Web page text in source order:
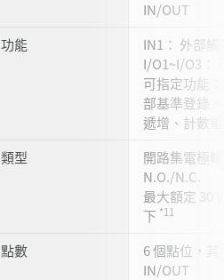
IN/OUT
功能
IN1： 外部
I/O1~I/O3：
可指定功能
部基準登錄
遞增、計數
類型
開路集電極
N.O./N.C.
最大額定 30
下 *11
點數
6 個點位，
IN/OUT